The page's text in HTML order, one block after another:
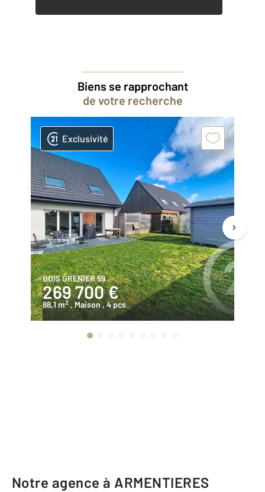
Biens se rapprochant
de votre recherche
Exclusivité
BOIS GRENIER 59
269 700 €
88,1 m2 , Maison, 4 pcs
Notre agence à ARMENTIERES